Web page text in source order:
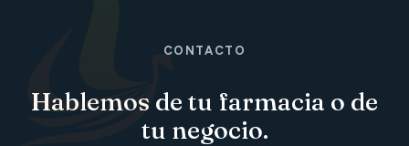
CONTACTO
Hablemos de tu farmacia o de
tu negocio.